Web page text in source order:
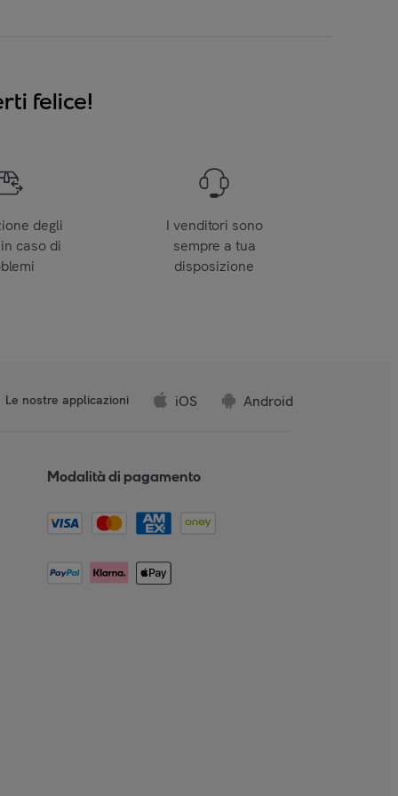
felice!
degli
caso di
I venditori sono
sempre a tua
disposizione
Le nostre applicazioni iOS Android
Modalità di pagamento